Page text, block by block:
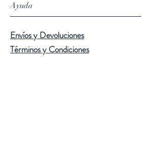
Ayuda
Envíos y Devoluciones
Términos y Condiciones